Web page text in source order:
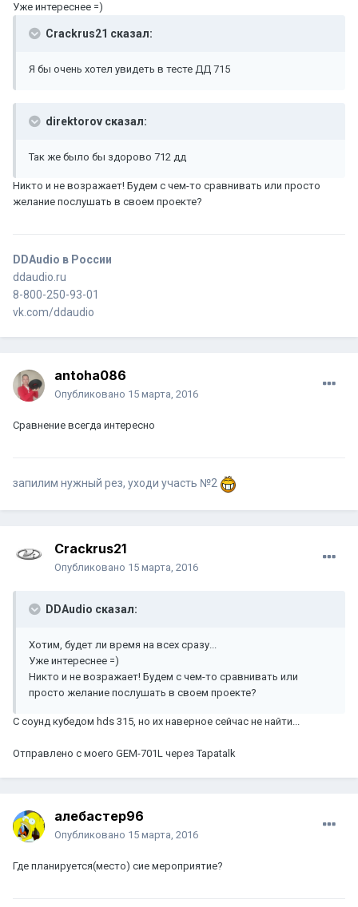
Уже интереснее =)
Crackrus21 сказал:
Я бы очень хотел увидеть в тесте ДД 715
direktorov сказал:
Так же было бы здорово 712 дд
Никто и не возражает! Будем с чем-то сравнивать или просто
желание послушать в своем проекте?
DDAudio в России
ddaudio.ru
8-800-250-93-01
vk.com/ddaudio
antoha086
Опубликовано 15 марта, 2016
Сравнение всегда интересно
запилим нужный рез, уходи участь №2
Crackrus21
Опубликовано 15 марта, 2016
DDAudio сказал:
Хотим, будет ли время на всех сразу...
Уже интереснее =)
Никто и не возражает! Будем с чем-то сравнивать или
просто желание послушать в своем проекте?
С соунд кубедом hds 315, но их наверное сейчас не найти...
Отправлено с моего GEM-701L через Tapatalk
алебастер96
Опубликовано 15 марта, 2016
Где планируется(место) сие мероприятие?